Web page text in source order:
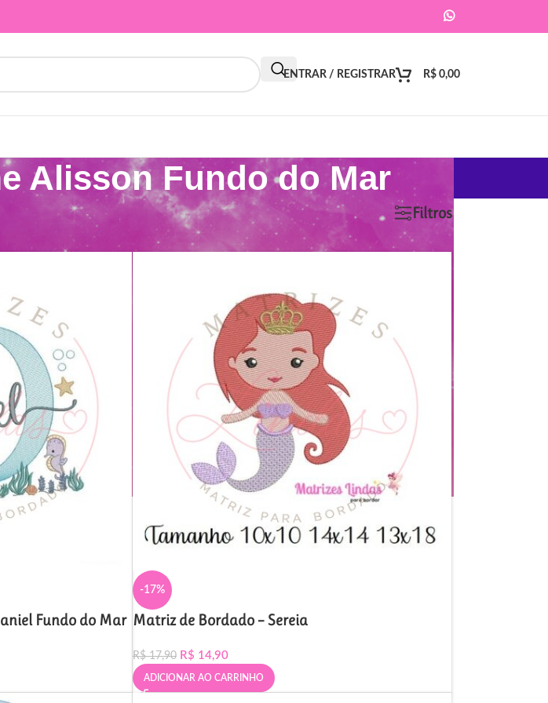
ENTRAR / REGISTRAR R$ 0,00
Alisson Fundo do Mar
Mostrar 9 18 24 Filtros
Fundo do Mar
-17%
Matriz de Bordado – Sereia
R$17,90 R$ 14,90
ADICIONAR AO CARRINHO